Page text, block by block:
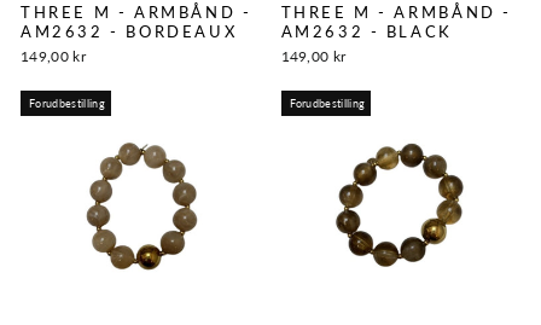
THREE M - ARMBÅND -
AM2632 - BORDEAUX
149,00 kr
THREE M - ARMBÅND -
AM2632 - BLACK
149,00 kr
Forudbestilling Forudbestilling